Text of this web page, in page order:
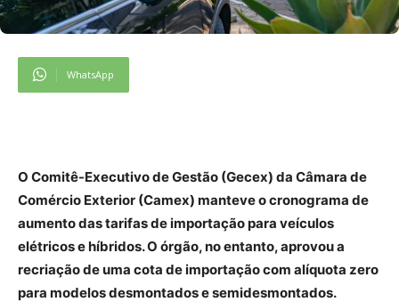
WhatsApp
O Comitê-Executivo de Gestão (Gecex) da Câmara de
Comércio Exterior (Camex) manteve o cronograma de
aumento das tarifas de importação para veículos
elétricos e híbridos. O órgão, no entanto, aprovou a
recriação de uma cota de importação com alíquota zero
para modelos desmontados e semidesmontados.